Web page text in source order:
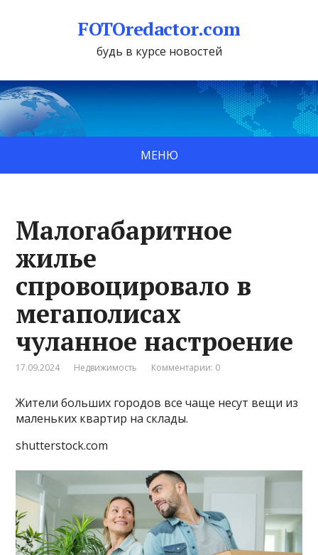
FOTOredactor.com
будь в курсе новостей
МЕНЮ
Малогабаритное
жилье
спровоцировало в
мегаполисах
чуланное настроение
17.09.2024 Недвижимость Комментарии: 0
Жители больших городов все чаще несут вещи из
маленьких квартир на склады.
shutterstock.com